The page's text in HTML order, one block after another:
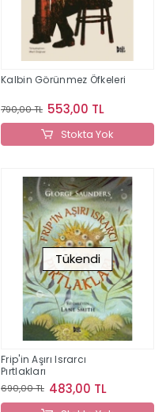
Kalbin Görünmez Öfkeleri
790,00 TL 553,00 TL
Stokta Yok
Tükendi
Frip'in Aşırı Israrcı
Pırtlakları
690,00 TL 483,00 TL